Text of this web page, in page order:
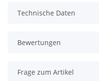
Technische Daten
Bewertungen
Frage zum Artikel